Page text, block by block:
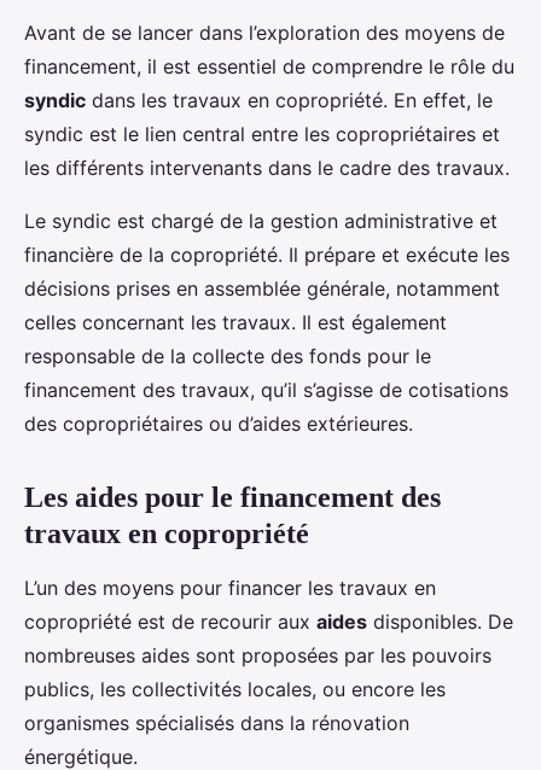
Avant de se lancer dans l’exploration des moyens de
financement, il est essentiel de comprendre le rôle du
syndic dans les travaux en copropriété. En effet, le
syndic est le lien central entre les copropriétaires et
les différents intervenants dans le cadre des travaux.
Le syndic est chargé de la gestion administrative et
financière de la copropriété. Il prépare et exécute les
décisions prises en assemblée générale, notamment
celles concernant les travaux. Il est également
responsable de la collecte des fonds pour le
financement des travaux, qu’il s’agisse de cotisations
des copropriétaires ou d’aides extérieures.
Les aides pour le financement des
travaux en copropriété
L’un des moyens pour financer les travaux en
copropriété est de recourir aux aides disponibles. De
nombreuses aides sont proposées par les pouvoirs
publics, les collectivités locales, ou encore les
organismes spécialisés dans la rénovation
énergétique.